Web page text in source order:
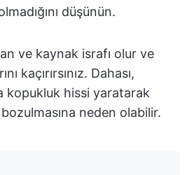
düşünün.
ve kaynak israfı olur ve
kaçırırsınız. Dahası,
kopukluk hissi yaratarak
neden olabilir.